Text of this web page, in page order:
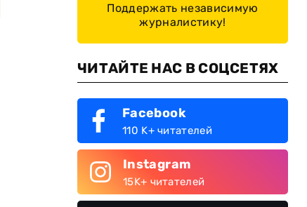
Поддержать независимую
журналистику!
ЧИТАЙТЕ НАС В СОЦСЕТЯХ
Facebook
110 K+ читателей
Instagram
15K+ читателей